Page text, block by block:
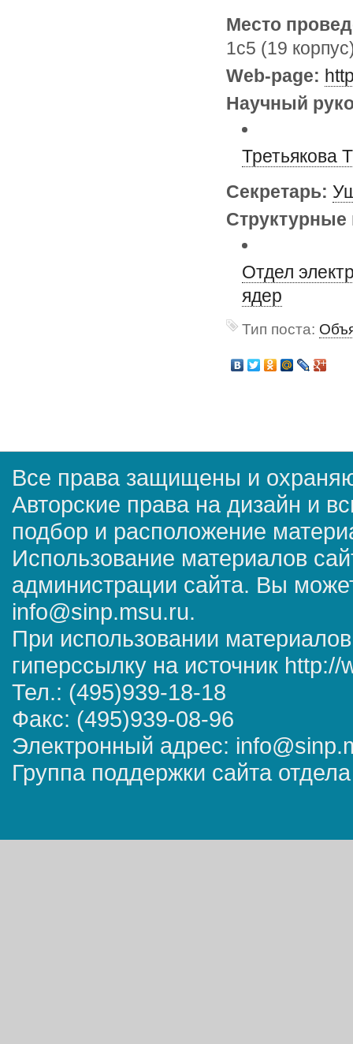
Место
1с5 (19
Web-page:
Научный
Третьякова
Секретарь:
Структурные
Отдел
ядер
Тип поста:
Все права защищены и
Авторские права на дизайн и
подбор и расположение
Использование материалов
администрации сайта. Вы
info@sinp.msu.ru.
При использовании
гиперссылку на источник
Тел.: (495)939-18-18
Факс: (495)939-08-96
Электронный адрес:
Группа поддержки сайта